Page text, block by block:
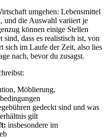
umgehen: Lebensmittel
und die Auswahl variiert je
können einige Stellen
sind, dass es realistisch ist, von
sich im Laufe der Zeit, also lies
nach, bevor du zusagst.
Möblierung,
gedeckt sind und was
gilt
insbesondere im